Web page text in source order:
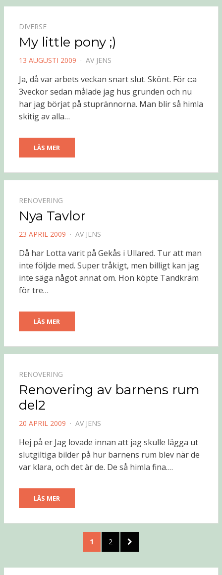
DIVERSE
My little pony ;)
PUBLICERAD
13 AUGUSTI 2009 AV JENS
Ja, då var arbets veckan snart slut. Skönt. För c:a
3veckor sedan målade jag hus grunden och nu
har jag börjat på stuprännorna. Man blir så himla
skitig av alla…
LÄS MER
RENOVERING
Nya Tavlor
PUBLICERAD
23 APRIL 2009 AV JENS
Då har Lotta varit på Gekås i Ullared. Tur att man
inte följde med. Super tråkigt, men billigt kan jag
inte säga något annat om. Hon köpte Tandkräm
för tre…
LÄS MER
RENOVERING
Renovering av barnens rum
del2
PUBLICERAD
20 APRIL 2009 AV JENS
Hej på er Jag lovade innan att jag skulle lägga ut
slutgiltiga bilder på hur barnens rum blev när de
var klara, och det är de. De så himla fina.…
LÄS MER
Sidnumrering
inlägg
SIDA
1 SIDA
2
NÄSTA
SIDA